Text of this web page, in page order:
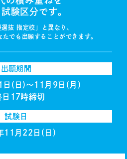
験区分です。
抜 指定校」と異なり、
でも出願することができます。
出願期間
(日)〜11月9日(月)
日17時締切
試験日
11月22日(日)